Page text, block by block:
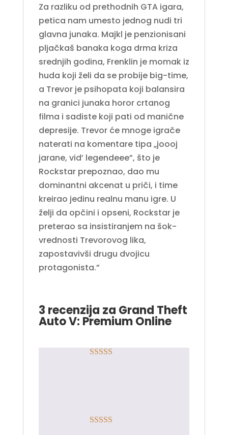
Za razliku od prethodnih GTA igara,
petica nam umesto jednog nudi tri
glavna junaka. Majkl je penzionisani
pljačkaš banaka koga drma kriza
srednjih godina, Frenklin je momak iz
huda koji želi da se probije big-time,
a Trevor je psihopata koji balansira
na granici junaka horor crtanog
filma i sadiste koji pati od manične
depresije. Trevor će mnoge igrače
naterati na komentare tipa „joooj
jarane, vid’ legendeee”, što je
Rockstar prepoznao, dao mu
dominantni akcenat u priči, i time
kreirao jedinu realnu manu igre. U
želji da opčini i opseni, Rockstar je
preterao sa insistiranjem na šok-
vrednosti Trevorovog lika,
zapostavivši drugu dvojicu
protagonista.”
3 recenzija za Grand Theft
Auto V: Premium Online